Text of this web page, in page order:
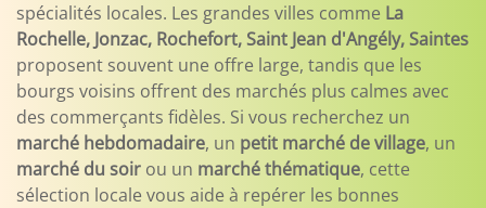
spécialités locales. Les grandes villes comme La
Rochelle, Jonzac, Rochefort, Saint Jean d'Angély, Saintes
proposent souvent une offre large, tandis que les
bourgs voisins offrent des marchés plus calmes avec
des commerçants fidèles. Si vous recherchez un
marché hebdomadaire, un petit marché de village, un
marché du soir ou un marché thématique, cette
sélection locale vous aide à repérer les bonnes